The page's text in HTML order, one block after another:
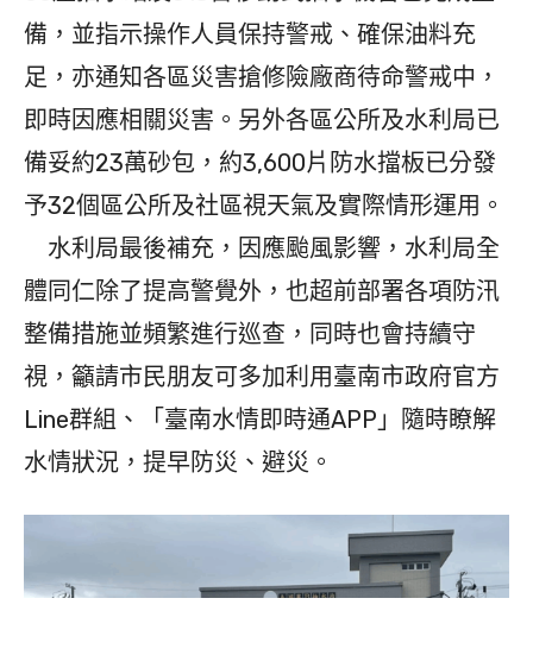
備，並指示操作人員保持警戒、確保油料充
足，亦通知各區災害搶修險廠商待命警戒中，
即時因應相關災害。另外各區公所及水利局已
備妥約23萬砂包，約3,600片防水擋板已分發
予32個區公所及社區視天氣及實際情形運用。
水利局最後補充，因應颱風影響，水利局全
體同仁除了提高警覺外，也超前部署各項防汛
整備措施並頻繁進行巡查，同時也會持續守
視，籲請市民朋友可多加利用臺南市政府官方
Line群組、「臺南水情即時通APP」隨時瞭解
水情狀況，提早防災、避災。